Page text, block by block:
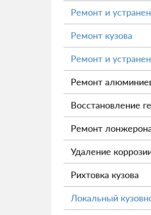
Ремонт и
Ремонт кузова
Ремонт и
Ремонт
Восстановление
Ремонт
Удаление
Рихтовка кузова
Локальный